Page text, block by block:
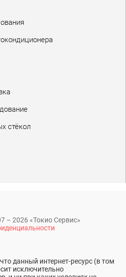
стёкол
– 2026 «Токио Сервис»
данный интернет-ресурс (в том
исключительно